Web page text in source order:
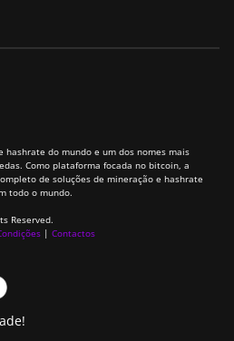
hashrate do mundo e um dos nomes mais
Como plataforma focada no bitcoin, a
de soluções de mineração e hashrate
todo o mundo.
Reserved.
| Contactos